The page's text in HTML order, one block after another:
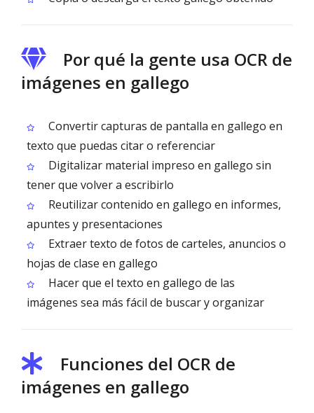
Por qué la gente usa OCR de
imágenes en gallego
Convertir capturas de pantalla en gallego en
texto que puedas citar o referenciar
Digitalizar material impreso en gallego sin
tener que volver a escribirlo
Reutilizar contenido en gallego en informes,
apuntes y presentaciones
Extraer texto de fotos de carteles, anuncios o
hojas de clase en gallego
Hacer que el texto en gallego de las
imágenes sea más fácil de buscar y organizar
Funciones del OCR de
imágenes en gallego